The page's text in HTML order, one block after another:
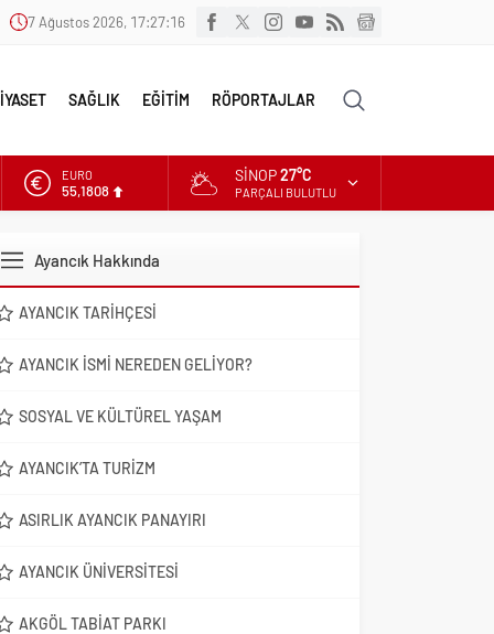
7 Ağustos 2026, 17:27:17
SAĞLIK EĞİTİM RÖPORTAJLAR
EURO
55,1808
DOLAR
SINOP27°C
PARÇALI BULUTLU
Ayancık Hakkında
AYANCIK TARIHÇESI
AYANCIK İSMI NEREDEN GELIYOR?
SOSYAL VE KÜLTÜREL YAŞAM
AYANCIK’TA TURIZM
ASIRLIK AYANCIK PANAYIRI
AYANCIK ÜNIVERSITESI
AKGÖL TABIAT PARKI